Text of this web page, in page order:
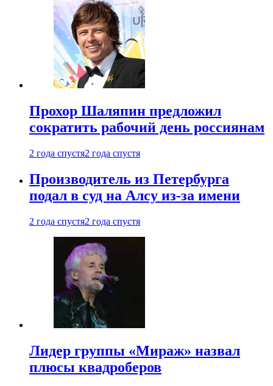
Прохор Шаляпин предложил
сократить рабочий день россиянам
2 года спустя2 года спустя
Производитель из Петербурга
подал в суд на Алсу из-за имени
2 года спустя2 года спустя
Лидер группы «Мираж» назвал
плюсы квадроберов